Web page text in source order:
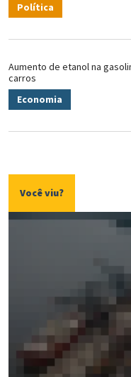
Política
Aumento de etanol na
carros
Economia
Você viu?